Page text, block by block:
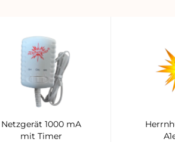
Netzgerät 1000 mA
mit Timer